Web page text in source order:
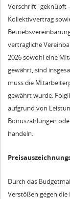
Vorschrift" geknüpft
Kollektivvertrag
vertragliche
2026 sowohl eine
gewährt, sind
muss die
gewährt wurde.
aufgrund von
Bonuszahlungen
handeln.
Durch das
Verstößen gegen